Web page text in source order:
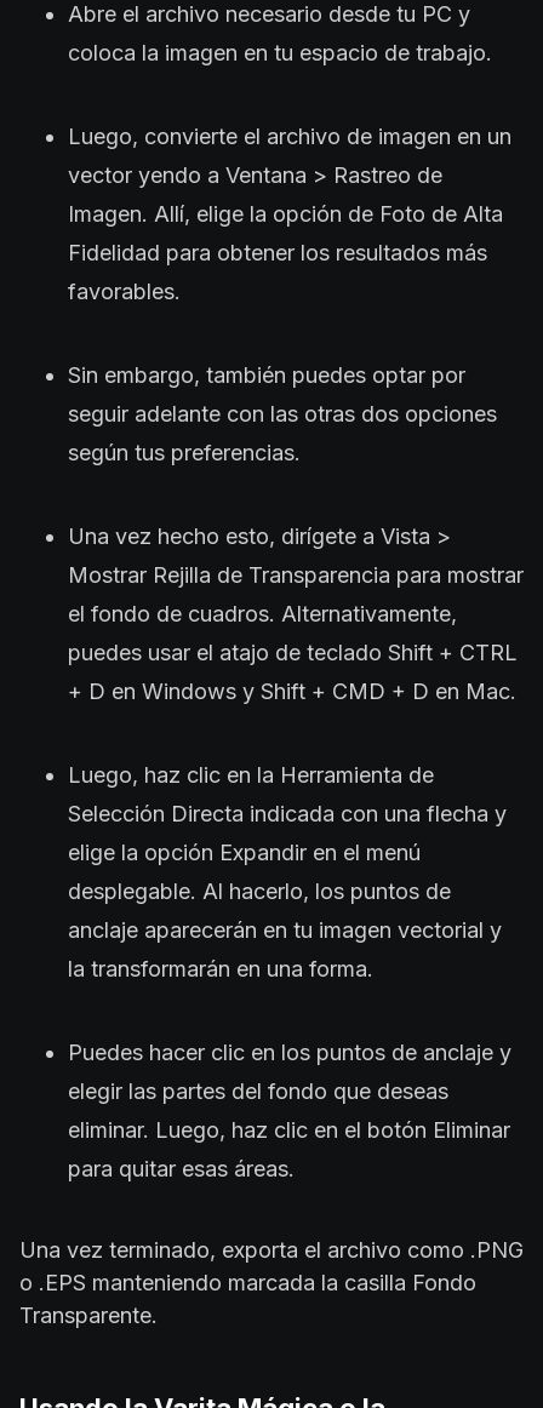
Abre el archivo necesario desde tu PC y
coloca la imagen en tu espacio de trabajo.
Luego, convierte el archivo de imagen en un
vector yendo a Ventana > Rastreo de
Imagen. Allí, elige la opción de Foto de Alta
Fidelidad para obtener los resultados más
favorables.
Sin embargo, también puedes optar por
seguir adelante con las otras dos opciones
según tus preferencias.
Una vez hecho esto, dirígete a Vista >
Mostrar Rejilla de Transparencia para mostrar
el fondo de cuadros. Alternativamente,
puedes usar el atajo de teclado Shift + CTRL
+ D en Windows y Shift + CMD + D en Mac.
Luego, haz clic en la Herramienta de
Selección Directa indicada con una flecha y
elige la opción Expandir en el menú
desplegable. Al hacerlo, los puntos de
anclaje aparecerán en tu imagen vectorial y
la transformarán en una forma.
Puedes hacer clic en los puntos de anclaje y
elegir las partes del fondo que deseas
eliminar. Luego, haz clic en el botón Eliminar
para quitar esas áreas.
Una vez terminado, exporta el archivo como .PNG
o .EPS manteniendo marcada la casilla Fondo
Transparente.